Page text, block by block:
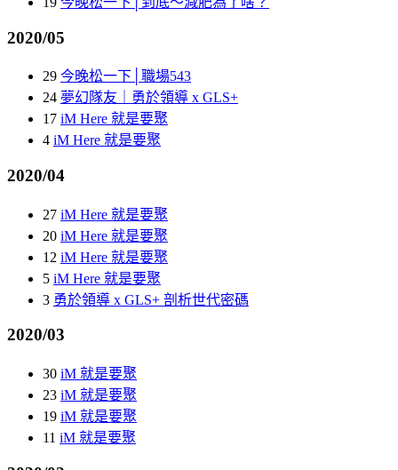
2020/05
29 今晚松一下│職場543
24 夢幻隊友｜勇於領導 x GLS+
17 iM Here 就是要聚
4 iM Here 就是要聚
2020/04
27 iM Here 就是要聚
20 iM Here 就是要聚
12 iM Here 就是要聚
5 iM Here 就是要聚
3 勇於領導 x GLS+ 剖析世代密碼
2020/03
30 iM 就是要聚
23 iM 就是要聚
19 iM 就是要聚
11 iM 就是要聚